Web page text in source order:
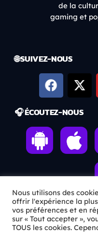
de la
gaming et
🌐 SUIVEZ-NOUS
🎧 ÉCOUTEZ-NOUS
ℹ️ INFOS PRATIQUES
Nous utilisons des
offrir l'expérience la
vos préférences et en
sur « Tout accepter »,
TOUS les cookies.